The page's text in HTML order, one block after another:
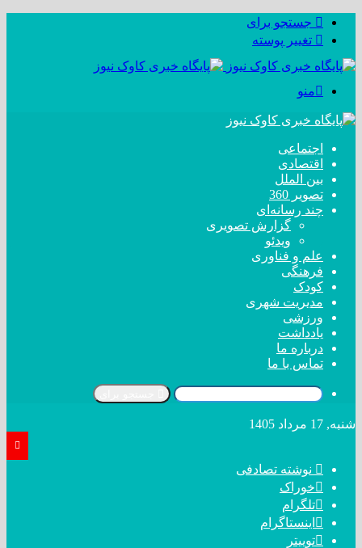
جستجو برای
تغییر پوسته
منو
اجتماعی
اقتصادی
بین الملل
تصویر 360
چند رسانه‌ای
گزارش تصویری
ویدئو
علم و فناوری
فرهنگی
کودک
مدیریت شهری
ورزشی
یادداشت
درباره ما
تماس با ما
شنبه, 17 مرداد 1405
نوشته تصادفی
خوراک
تلگرام
اینستاگرام
توییتر